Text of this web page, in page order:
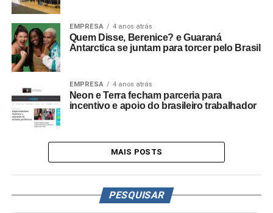
EMPRESA 4 anos atrás
Quem Disse, Berenice? e Guaraná
Antarctica se juntam para torcer pelo Brasil
EMPRESA 4 anos atrás
Neon e Terra fecham parceria para
incentivo e apoio do brasileiro trabalhador
MAIS POSTS
PESQUISAR